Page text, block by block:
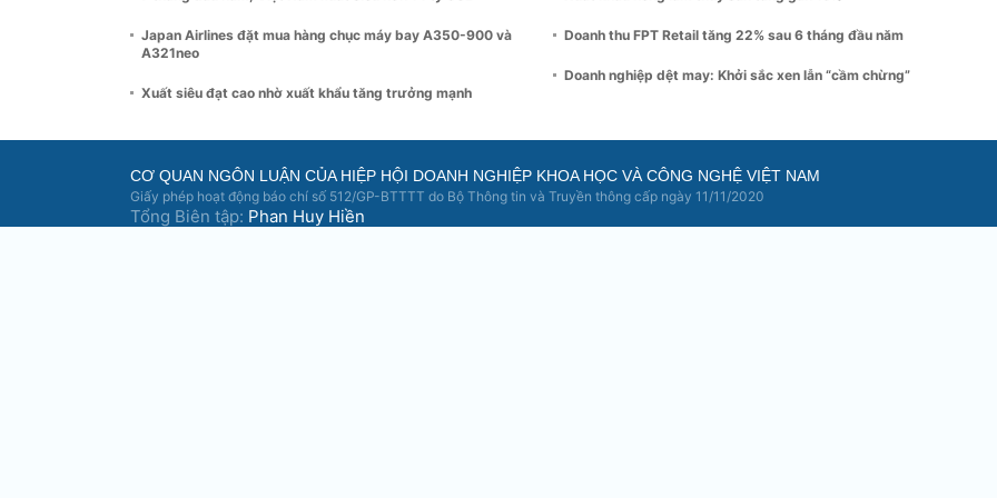
Japan Airlines đặt mua hàng chục máy bay A350-900 và
A321neo
Xuất siêu đạt cao nhờ xuất khẩu tăng trưởng mạnh
Doanh thu FPT Retail tăng 22% sau 6 tháng đầu năm
Doanh nghiệp dệt may: Khởi sắc xen lẫn “cầm chừng”
CƠ QUAN NGÔN LUẬN CỦA HIỆP HỘI DOANH NGHIỆP KHOA HỌC VÀ CÔNG NGHỆ VIỆT NAM
Giấy phép hoạt động báo chí số 512/GP-BTTTT do Bộ Thông tin và Truyền thông cấp ngày 11/11/2020
Tổng Biên tập: Phan Huy Hiền